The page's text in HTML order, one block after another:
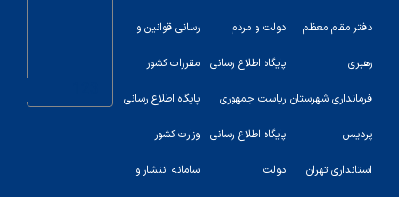
دفتر مقام معظم
رهبری
فرمانداری شهرستان
پردیس
استانداری تهران
دولت و مردم
پایگاه اطلاع رسانی
ریاست جمهوری
پایگاه اطلاع رسانی
دولت
رسانی قوانین و
مقررات کشور
پایگاه اطلاع رسانی
وزارت کشور
سامانه انتشار و